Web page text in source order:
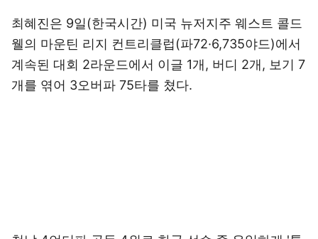
최혜진은 9일(한국시간) 미국 뉴저지주 웨스트 콜드
웰의 마운틴 리지 컨트리클럽(파72·6,735야드)에서
계속된 대회 2라운드에서 이글 1개, 버디 2개, 보기 7
개를 엮어 3오버파 75타를 쳤다.